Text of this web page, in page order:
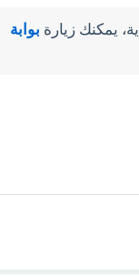
يمكنك زيارة بوابة